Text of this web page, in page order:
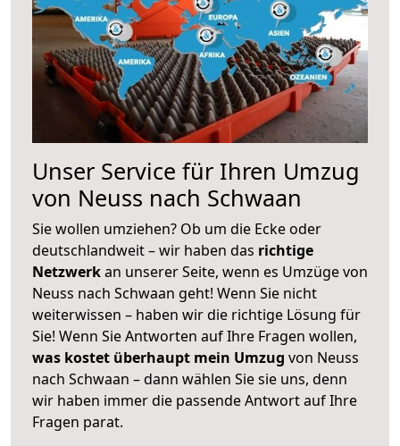
Unser Service für Ihren Umzug
von Neuss nach Schwaan
Sie wollen umziehen? Ob um die Ecke oder
deutschlandweit – wir haben das richtige
Netzwerkan unserer Seite, wenn es Umzüge von
Neuss nach Schwaan geht! Wenn Sie nicht
weiterwissen – haben wir die richtige Lösung für
Sie! Wenn Sie Antworten auf Ihre Fragen wollen,
was kostet überhaupt mein Umzug von Neuss
nach Schwaan – dann wählen Sie sie uns, denn
wir haben immer die passende Antwort auf Ihre
Fragen parat.